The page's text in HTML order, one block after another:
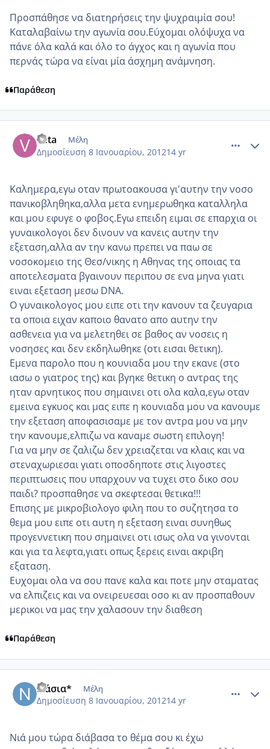
Προσπάθησε να διατηρήσεις την ψυχραιμία σου!
Καταλαβαίνω την αγωνία σου.Εύχομαι ολόψυχα να
πάνε όλα καλά και όλο το άγχος και η αγωνία που
περνάς τώρα να είναι μία άσχημη ανάμνηση.
Παράθεση
veta Μέλη
Δημοσίευση 8 Ιανουαρίου, 201214 yr
Καλημερα,εγω οταν πρωτοακουσα γι'αυτην την νοσο
πανικοβληθηκα,αλλα μετα ενημερωθηκα καταλληλα
και μου εφυγε ο φοβος.Εγω επειδη ειμαι σε επαρχια οι
γυναικολογοι δεν δινουν να κανεις αυτην την
εξεταση,αλλα αν την κανω πρεπει να παω σε
νοσοκομειο της Θεσ/νικης η Αθηνας της οποιας τα
αποτελεσματα βγαινουν περιπου σε ενα μηνα γιατι
ειναι εξεταση μεσω DNA.
Ο γυναικολογος μου ειπε οτι την κανουν τα ζευγαρια
τα οποια ειχαν καποιο θανατο απο αυτην την
ασθενεια για να μελετηθει σε βαθος αν νοσεις η
νοσησες και δεν εκδηλωθηκε (οτι εισαι θετικη).
Εμενα παρολο που η κουνιαδα μου την εκανε (στο
ιασω ο γιατρος της) και βγηκε θετικη ο αντρας της
ηταν αρνητικος που σημαινει οτι ολα καλα,εγω οταν
εμεινα εγκυος και μας ειπε η κουνιαδα μου να κανουμε
την εξεταση αποφασισαμε με τον αντρα μου να μην
την κανουμε,ελπιζω να καναμε σωστη επιλογη!
Για να μην σε ζαλιζω δεν χρειαζεται να κλαις και να
στεναχωριεσαι γιατι οποσδηποτε στις λιγοστες
περιπτωσεις που υπαρχουν να τυχει στο δικο σου
παιδι? προσπαθησε να σκεφτεσαι θετικα!!!
Επισης με μικροβιολογο φιλη που το συζητησα το
θεμα μου ειπε οτι αυτη η εξεταση ειναι συνηθως
προγεννετικη που σημαινει οτι ισως ολα να γινονται
και για τα λεφτα,γιατι οπως ξερεις ειναι ακριβη
εξαταση.
Ευχομαι ολα να σου πανε καλα και ποτε μην σταματας
να ελπιζεις και να ονειρευεσαι οσο κι αν προσπαθουν
μερικοι να μας την χαλασουν την διαθεση
Παράθεση
Νάσια* Μέλη
Δημοσίευση 8 Ιανουαρίου, 201214 yr
Νιά μου τώρα διάβασα το θέμα σου κι έχω